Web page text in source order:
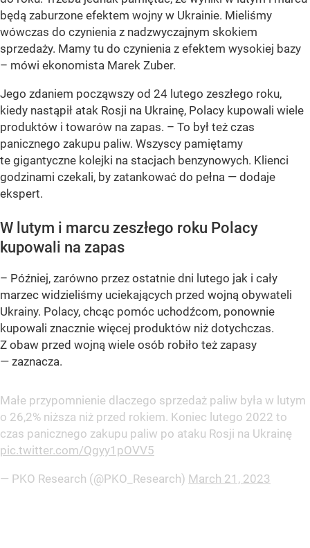
będą zaburzone efektem wojny w Ukrainie. Mieliśmy
wówczas do czynienia z nadzwyczajnym skokiem
sprzedaży. Mamy tu do czynienia z efektem wysokiej bazy
– mówi ekonomista Marek Zuber.
Jego zdaniem począwszy od 24 lutego zeszłego roku,
kiedy nastąpił atak Rosji na Ukrainę, Polacy kupowali wiele
produktów i towarów na zapas. – To był też czas
panicznego zakupu paliw. Wszyscy pamiętamy
te gigantyczne kolejki na stacjach benzynowych. Klienci
godzinami czekali, by zatankować do pełna — dodaje
ekspert.
W lutym i marcu zeszłego roku Polacy
kupowali na zapas
– Później, zarówno przez ostatnie dni lutego jak i cały
marzec widzieliśmy uciekających przed wojną obywateli
Ukrainy. Polacy, chcąc pomóc uchodźcom, ponownie
kupowali znacznie więcej produktów niż dotychczas.
Z obaw przed wojną wiele osób robiło też zapasy
— zaznacza.
Małe przypomnienie dlaczego sprzedaż paliw była w lutym
o 26,2% niższa niż przed rokiem. Koniec lutego 2022 to
czas panicznego zakupu paliw po ataku Rosji na Ukrainę
pic.twitter.com/Qgyy1pOVV5
— PKO Research (@PKO_Research) March 21, 2023